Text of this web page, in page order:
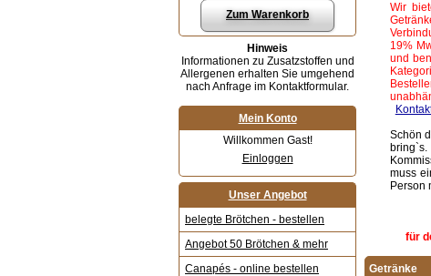
Zum Warenkorb
Hinweis
Informationen zu Zusatzstoffen und
Allergenen erhalten Sie umgehend
nach Anfrage im Kontaktformular.
Mein Konto
Willkommen Gast!
Einloggen
Unser Angebot
belegte Brötchen - bestellen
Angebot 50 Brötchen & mehr
Canapés - online bestellen
Wir
19%
und
Schön
muss
Person
für
Getränke